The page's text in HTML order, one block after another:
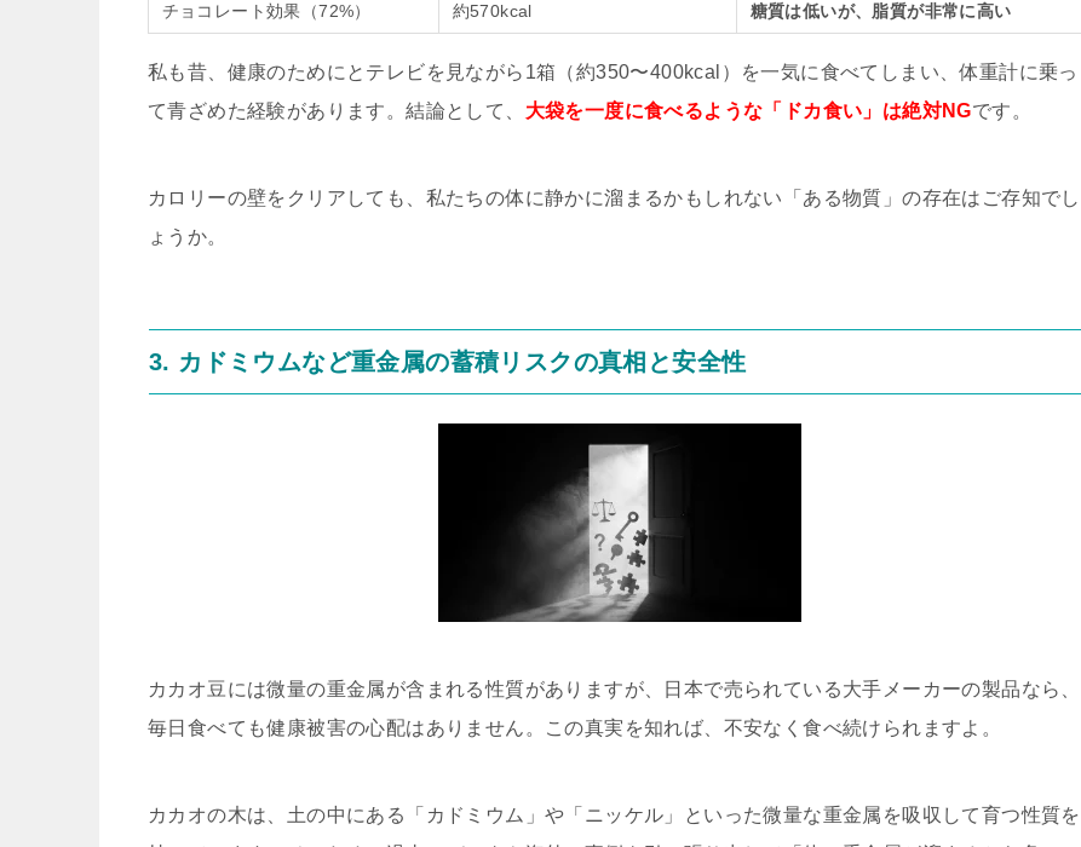
チョコレート効果（72%） 約570kcal 糖質は低いが、脂質が非常に高い
私も昔、健康のためにとテレビを見ながら1箱（約350〜400kcal）を一気に食べてしまい、体重計に乗っ
て青ざめた経験があります。結論として、 大袋を一度に食べるような「ドカ食い」は絶対NGです。
カロリーの壁をクリアしても、私たちの体に静かに溜まるかもしれない「ある物質」の存在はご存知でし
ょうか。
3. カドミウムなど重金属の蓄積リスクの真相と安全性
カカオ豆には微量の重金属が含まれる性質がありますが、日本で売られている大手メーカーの製品なら、
毎日食べても健康被害の心配はありません。この真実を知れば、不安なく食べ続けられますよ。
カカオの木は、土の中にある「カドミウム」や「ニッケル」といった微量な重金属を吸収して育つ性質を